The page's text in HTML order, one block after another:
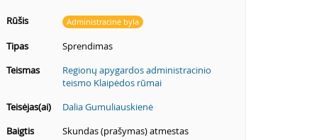
Rūšis
Administracinė byla
Tipas
Sprendimas
Teismas
Regionų apygardos administracinio
teismo Klaipėdos rūmai
Teisėjas(ai)
Dalia Gumuliauskienė
Baigtis
Skundas (prašymas) atmestas